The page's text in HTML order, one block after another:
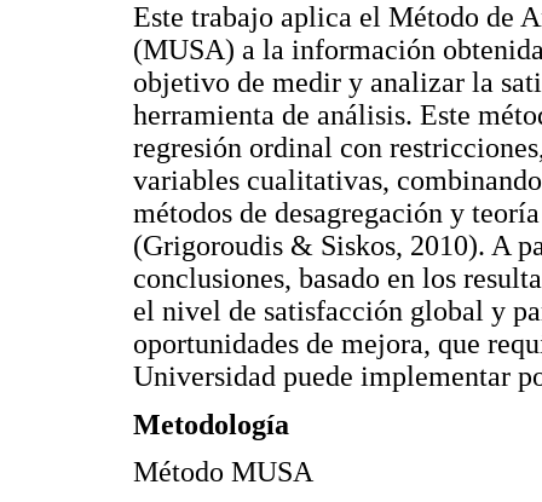
Este trabajo aplica el Método de
(MUSA) a la información
objetivo de medir y analizar la
herramienta de análisis. Este
regresión ordinal con
variables cualitativas,
métodos de desagregación y
(Grigoroudis & Siskos, 2010). A
conclusiones, basado en los
el nivel de satisfacción global y
oportunidades de mejora, que
Universidad puede implementar
Metodología
Método MUSA